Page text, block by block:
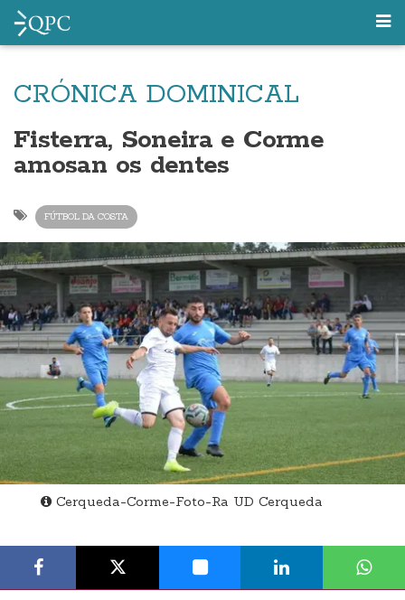
CRÓNICA DOMINICAL
Fisterra, Soneira e Corme
amosan os dentes
FÚTBOL DA COSTA
Cerqueda-Corme-Foto-Ra UD Cerqueda